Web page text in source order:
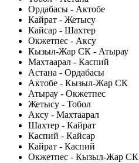
Ордабасы - Актобе
Кайрат - Жетысу
Кайсар - Шахтер
Окжетпес - Аксу
Кызыл-Жар СК - Атырау
Махтаарал - Каспий
Астана - Ордабасы
Актобе - Кызыл-Жар СК
Атырау - Окжетпес
Жетысу - Тобол
Аксу - Махтаарал
Шахтер - Кайрат
Каспий - Кайсар
Кайрат - Каспий
Окжетпес - Кызыл-Жар СК